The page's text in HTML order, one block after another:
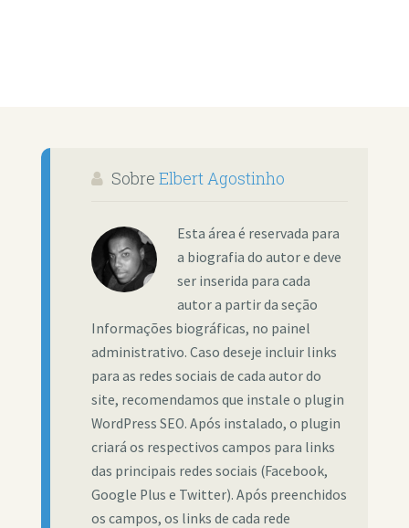
Sobre Elbert Agostinho
Esta área é reservada para
a biografia do autor e deve
ser inserida para cada
autor a partir da seção
Informações biográficas, no painel
administrativo. Caso deseje incluir links
para as redes sociais de cada autor do
site, recomendamos que instale o plugin
WordPress SEO. Após instalado, o plugin
criará os respectivos campos para links
das principais redes sociais (Facebook,
Google Plus e Twitter). Após preenchidos
os campos, os links de cada rede